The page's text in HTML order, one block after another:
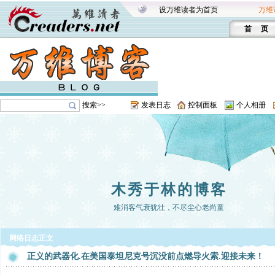
设万维读者为首页 万维
首 页
搜索>> 发表日志 控制面板 个人相册
木秀于林的博客
难消客气衰犹壮，不尽尘心老尚童
网络日志正文
正义的武器化.在美国泰坦尼克号沉没前点燃导火索.迎接未来！